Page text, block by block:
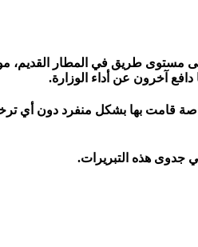
على مستوى طريق في المطار
آخرون عن أداء الوزارة.
قامت بها بشكل منفرد دون أي
جدوى هذه التبريرات.